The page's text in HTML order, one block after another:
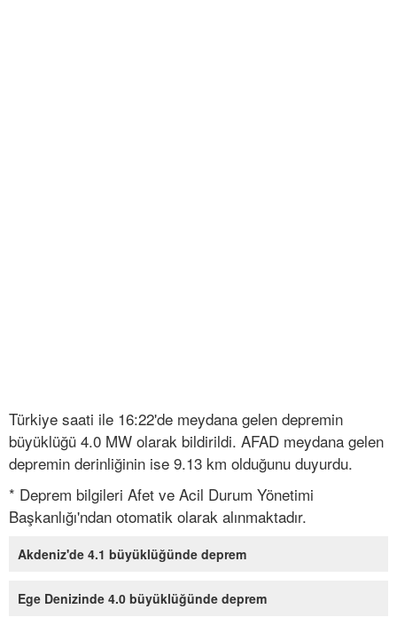
Türkiye saati ile 16:22'de meydana gelen depremin
büyüklüğü 4.0 MW olarak bildirildi. AFAD meydana gelen
depremin derinliğinin ise 9.13 km olduğunu duyurdu.
* Deprem bilgileri Afet ve Acil Durum Yönetimi
Başkanlığı'ndan otomatik olarak alınmaktadır.
Akdeniz'de 4.1 büyüklüğünde deprem
Ege Denizinde 4.0 büyüklüğünde deprem